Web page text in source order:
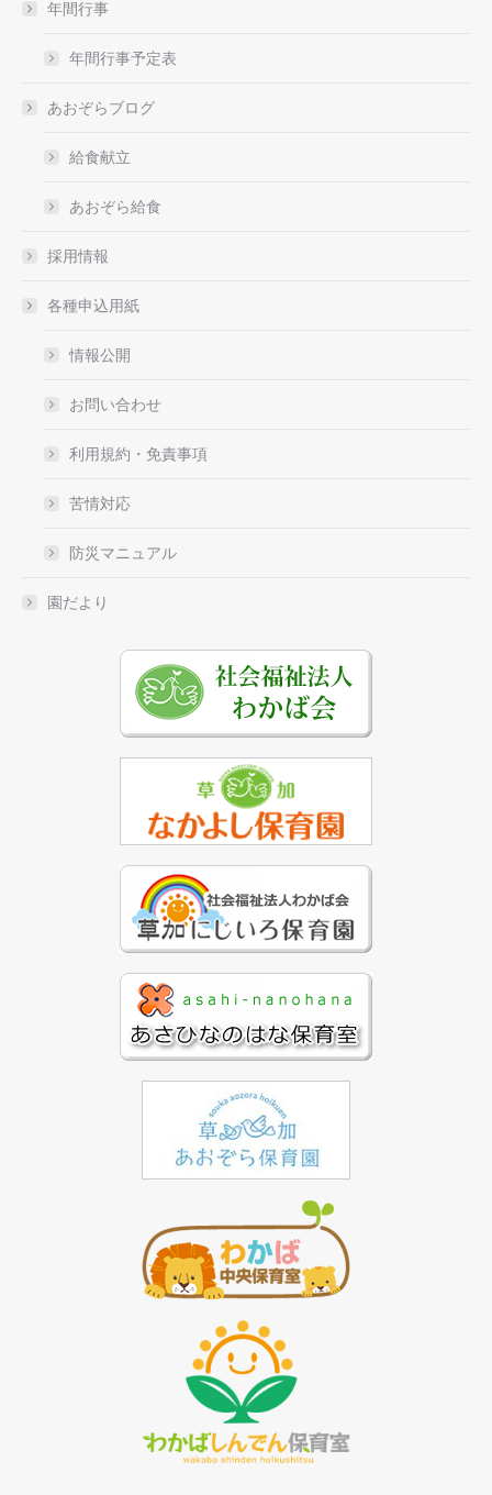
年間行事
年間行事予定表
あおぞらブログ
給食献立
あおぞら給食
採用情報
各種申込用紙
情報公開
お問い合わせ
利用規約・免責事項
苦情対応
防災マニュアル
園だより